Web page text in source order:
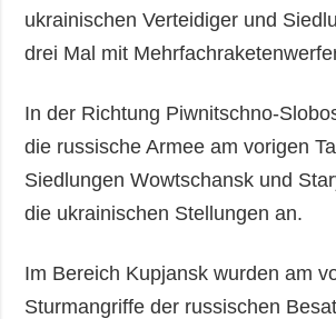
ukrainischen Verteidiger und
drei Mal mit
In der Richtung Piwnitschno-
die russische Armee am vorigen
Siedlungen Wowtschansk und
die ukrainischen Stellungen an.
Im Bereich Kupjansk wurden am
Sturmangriffe der russischen